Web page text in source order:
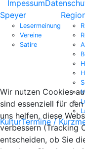
Impessum
Speyer
Lesermeinung
Vereine
Satire
KulturTermine /
Wir nutzen Cookies
sind essenziell für
uns helfen, diese
verbessern (Tracking
entscheiden, ob Sie